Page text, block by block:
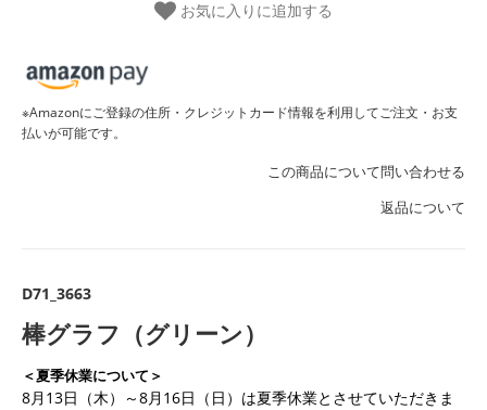
お気に入りに追加する
※Amazonにご登録の住所・クレジットカード情報を利用してご注文・お支
払いが可能です。
この商品について問い合わせる
返品について
D71_3663
棒グラフ（グリーン）
＜夏季休業について＞
8月13日（木）～8月16日（日）は夏季休業とさせていただきま